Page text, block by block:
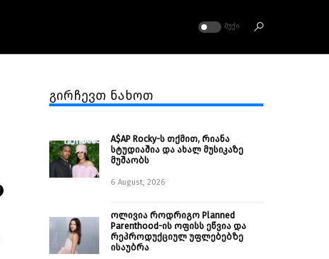
ᲛᲣᲥᲘ
გირჩევთ ნახოთ
A$AP Rocky-ს თქმით, რიანა
სტუდიაშია და ახალ მუსიკაზე
მუშაობს
6 August, 2026
ოლივია როდრიგო Planned
Parenthood-ის ოფისს ეწვია და
რეპროდუქციულ უფლებებზე
ისაუბრა